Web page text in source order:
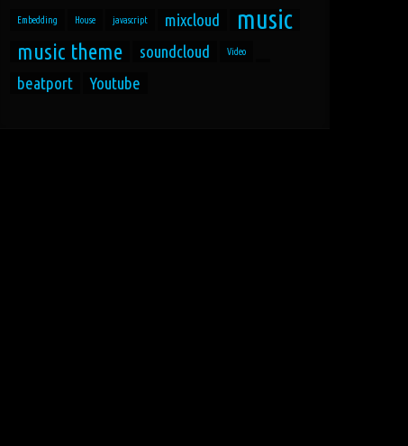
Embedding House javascript mixcloud music
music theme soundcloud Video
beatport Youtube